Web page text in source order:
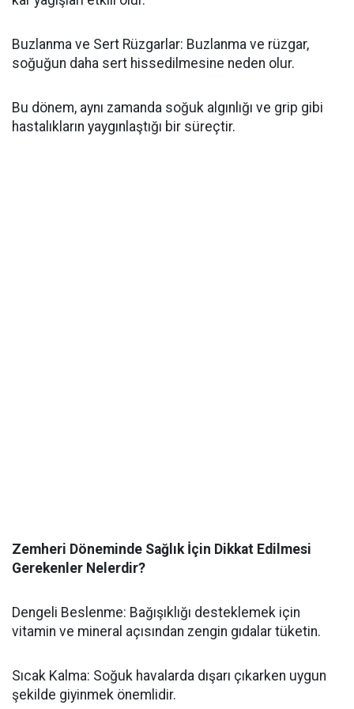
Buzlanma ve Sert Rüzgarlar: Buzlanma ve rüzgar,
soğuğun daha sert hissedilmesine neden olur.
Bu dönem, aynı zamanda soğuk algınlığı ve grip gibi
hastalıkların yaygınlaştığı bir süreçtir.
Zemheri Döneminde Sağlık İçin Dikkat Edilmesi
Gerekenler Nelerdir?
Dengeli Beslenme: Bağışıklığı desteklemek için
vitamin ve mineral açısından zengin gıdalar tüketin.
Sıcak Kalma: Soğuk havalarda dışarı çıkarken uygun
şekilde giyinmek önemlidir.